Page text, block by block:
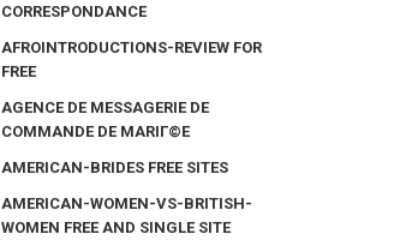
CORRESPONDANCE
AFROINTRODUCTIONS-REVIEW FOR
FREE
AGENCE DE MESSAGERIE DE
COMMANDE DE MARIГ©E
AMERICAN-BRIDES FREE SITES
AMERICAN-WOMEN-VS-BRITISH-
WOMEN FREE AND SINGLE SITE